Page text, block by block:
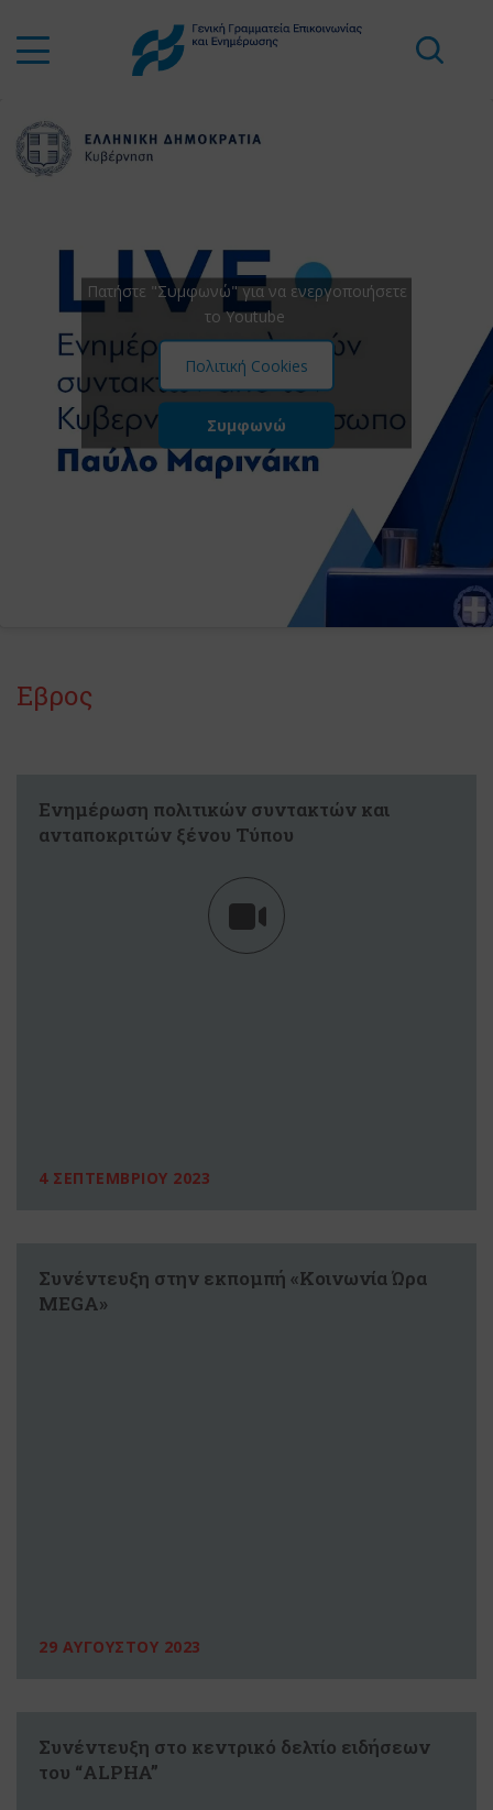
Πατήστε "Συμφωνώ" για να ενεργοποιήσετε
το Youtube
Πολιτική Cookies
Συμφωνώ
Εβρος
Ενημέρωση πολιτικών συντακτών και
ανταποκριτών ξένου Τύπου
4 ΣΕΠΤΕΜΒΡΙΟΥ 2023
Συνέντευξη στην εκπομπή «Κοινωνία Ώρα
MEGA»
29 ΑΥΓΟΥΣΤΟΥ 2023
Συνέντευξη στο κεντρικό δελτίο ειδήσεων
του “ALPHA”